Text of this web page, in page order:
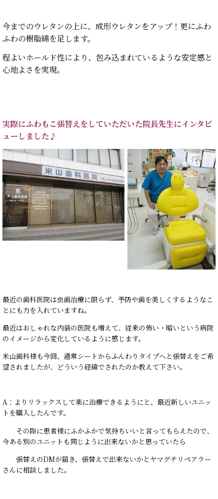
今までのウレタンの上に、成形ウレタンをアップ！更にふわ
ふわの樹脂綿を足します。
程よいホールド性により、包み込まれているような安定感と
心地よさを実現。
実際にふわもこ張替えをしていただいた院長先生にインタビ
ューしました♪
最近の歯科医院は虫歯治療に限らず、予防や歯を美しくするようなこ
とにも力を入れていますね。
最近はおしゃれな内装の医院も増えて、従来の怖い・暗いという病院
のイメージから変化しているように感じます。
米山歯科様も今回、通常シートからふんわりタイプへと張替えをご希
望されましたが、どういう経緯でされたのか教えて下さい。
A：よりリラックスして楽に治療できるようにと、最近新しいユニッ
トを購入したんです。
その際に患者様にふかふかで気持ちいいと言ってもらえたので、
今ある別のユニットも同じように出来ないかと思っていたら
張替えのDMが届き、張替えで出来ないかとヤマグチリペアラー
さんに相談しました。